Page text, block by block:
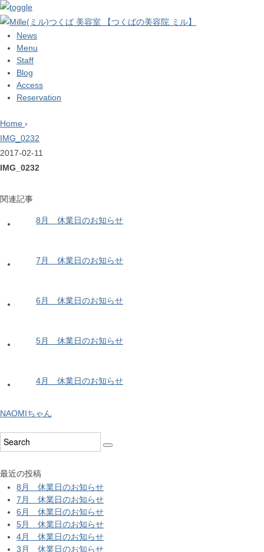
News
Menu
Staff
Blog
Access
Reservation
Home ›
IMG_0232
2017-02-11
IMG_0232
関連記事
8月 休業日のお知らせ
7月 休業日のお知らせ
6月 休業日のお知らせ
5月 休業日のお知らせ
4月 休業日のお知らせ
NAOMIちゃん
最近の投稿
8月 休業日のお知らせ
7月 休業日のお知らせ
6月 休業日のお知らせ
5月 休業日のお知らせ
4月 休業日のお知らせ
3月 休業日のお知らせ